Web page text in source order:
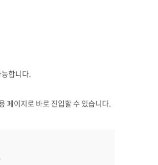
합니다.
페이지로 바로 진입할 수 있습니다.